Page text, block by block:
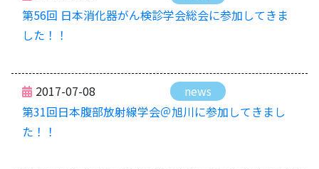
第56回 日本消化器がん検診学会総会に参加してきま
した！！
2017-07-08
news
第31回日本腹部放射線学会＠旭川に参加してきまし
た！！